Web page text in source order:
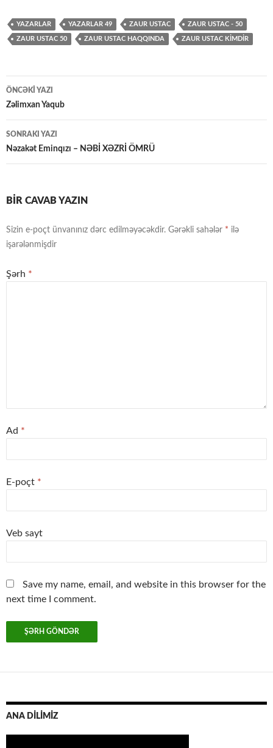
YAZARLAR YAZARLAR 49 ZAUR USTAC ZAUR USTAC - 50
ZAUR USTAC 50 ZAUR USTAC HAQQINDA ZAUR USTAC KİMDİR
Yazılar
üzrə
naviqasiya
ÖNCƏKI YAZI
Zəlimxan Yaqub
SONRAKI YAZI
Nəzakət Eminqızı – NƏBİ XƏZRİ ÖMRÜ
BIR CAVAB YAZIN
Sizin e-poçt ünvanınız dərc edilməyəcəkdir. Gərəkli sahələr * ilə
işarələnmişdir
Şərh *
Ad *
E-poçt *
Veb sayt
Save my name, email, and website in this browser for the
next time I comment.
ANA DİLİMİZ